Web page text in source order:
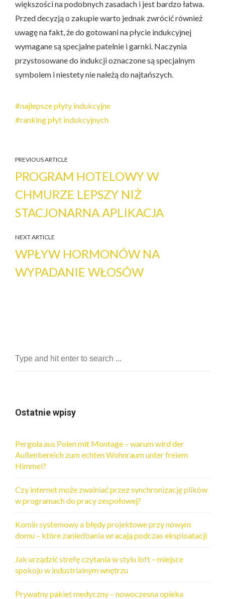
większości na podobnych zasadach i jest bardzo łatwa.
Przed decyzją o zakupie warto jednak zwrócić również
uwagę na fakt, że do gotowani na płycie indukcyjnej
wymagane są specjalne patelnie i garnki. Naczynia
przystosowane do indukcji oznaczone są specjalnym
symbolem i niestety nie należą do najtańszych.
najlepsze płyty indukcyjne
ranking płyt indukcyjnych
PREVIOUS ARTICLE
PROGRAM HOTELOWY W
CHMURZE LEPSZY NIŻ
STACJONARNA APLIKACJA
NEXT ARTICLE
WPŁYW HORMONÓW NA
WYPADANIE WŁOSÓW
Ostatnie wpisy
Pergola aus Polen mit Montage – warum wird der
Außenbereich zum echten Wohnraum unter freiem
Himmel?
Czy internet może zwalniać przez synchronizację plików
w programach do pracy zespołowej?
Komin systemowy a błędy projektowe przy nowym
domu – które zaniedbania wracają podczas eksploatacji
Jak urządzić strefę czytania w stylu loft – miejsce
spokoju w industrialnym wnętrzu
Prywatny pakiet medyczny – nowoczesna opieka